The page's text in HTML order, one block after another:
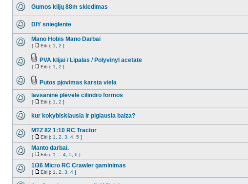
Gumos klijų 88m skiedimas
DIY snieglente
Mano Hobis Mano Darbai
[ Eiti į: 1 2 ]
PVA klijai / Lipalas / Polyvinyl acetate
[ Eiti į: 1 2 ]
Putos pjovimas karsta viela
lavsaninė plėvelė cilindro formos
[ Eiti į: 1 2 ]
kur kokybiskiausia ir pigiausia balza?
MTZ 82 1:10 RC Tractor
[ Eiti į: 1 2 3 4 5 ]
Manto darbai.
[ Eiti į: 1 4 5 6 ]
1/36 Micro RC Crawler gaminimas
[ Eiti į: 1 2 3 4 ]